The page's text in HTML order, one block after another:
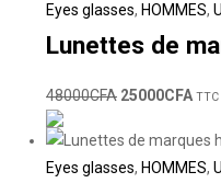
Eyes glasses, HOMMES,
Lunettes de
48000CFA 25000CFA TTC
Eyes glasses, HOMMES,